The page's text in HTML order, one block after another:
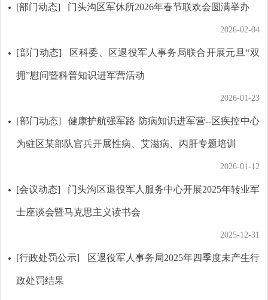
[部门动态] 门头沟区军休所2026年春节联欢会圆满举办
2026-02-04
[部门动态] 区科委、区退役军人事务局联合开展元旦“双
拥”慰问暨科普知识进军营活动
2026-01-23
[部门动态] 健康护航强军路 防病知识进军营--区疾控中心
为驻区某部队官兵开展性病、艾滋病、丙肝专题培训
2026-01-12
[会议动态] 门头沟区退役军人服务中心开展2025年转业军
士座谈会暨马克思主义读书会
2025-12-31
[行政处罚公示] 区退役军人事务局2025年四季度未产生行
政处罚结果